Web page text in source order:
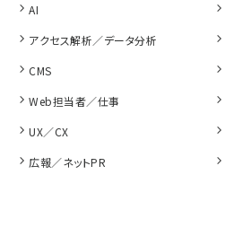
AI
アクセス解析／データ分析
CMS
Web担当者／仕事
UX／CX
広報／ネットPR